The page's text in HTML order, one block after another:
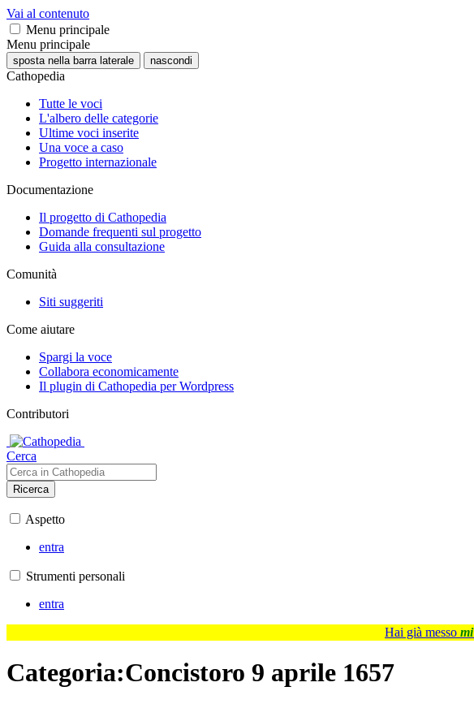
Vai al contenuto
Menu principale
Menu principale
sposta nella barra laterale nascondi
Cathopedia
Tutte le voci
L'albero delle categorie
Ultime voci inserite
Una voce a caso
Progetto internazionale
Documentazione
Il progetto di Cathopedia
Domande frequenti sul progetto
Guida alla consultazione
Comunità
Siti suggeriti
Come aiutare
Spargi la voce
Collabora economicamente
Il plugin di Cathopedia per Wordpress
Contributori
Cerca
Ricerca
Aspetto
entra
Strumenti personali
entra
Hai già messo
Categoria:Concistoro 9 aprile 1657